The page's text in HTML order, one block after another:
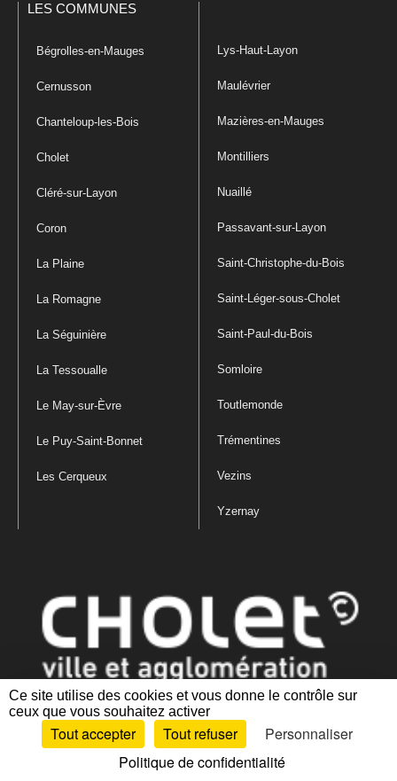
Ce site utilise des cookies et vous donne le contrôle sur
ceux que vous souhaitez activer
Tout accepter Tout refuser
Personnaliser
Politique de confidentialité
LES COMMUNES
Bégrolles-en-Mauges
Cernusson
Chanteloup-les-Bois
Cholet
Cléré-sur-Layon
Coron
La Plaine
La Romagne
La Séguinière
La Tessoualle
Le May-sur-Èvre
Le Puy-Saint-Bonnet
Les Cerqueux
Lys-Haut-Layon
Maulévrier
Mazières-en-Mauges
Montilliers
Nuaillé
Passavant-sur-Layon
Saint-Christophe-du-Bois
Saint-Léger-sous-Cholet
Saint-Paul-du-Bois
Somloire
Toutlemonde
Trémentines
Vezins
Yzernay
Mentions légales|Politique de confidentialité
des cookies |Plan du site Accessibilité : partiellement conforme